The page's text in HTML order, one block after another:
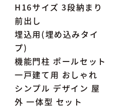
H16サイズ 3段納まり
前出し
埋込用(埋め込みタイ
プ)
機能門柱 ポールセット
一戸建て用 おしゃれ
シンプル デザイン 屋
外 一体型 セット